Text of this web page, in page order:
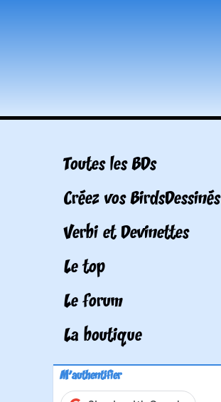
Toutes les BDs
Créez vos BirdsDessinés
Verbi et Devinettes
Le top
Le forum
La boutique
M'authentifier